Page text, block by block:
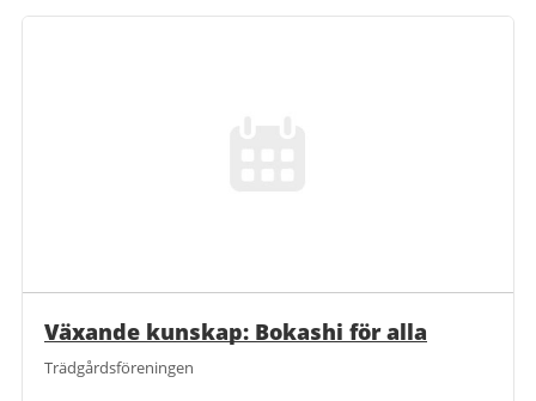
Växande kunskap: Bokashi för alla
Trädgårdsföreningen